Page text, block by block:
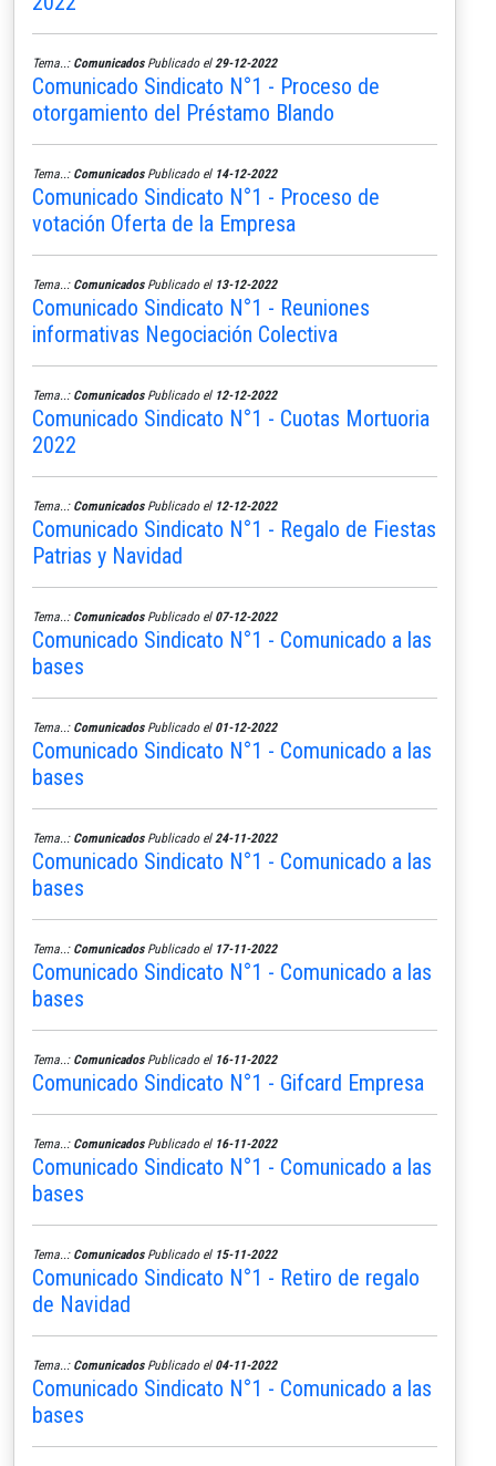
Tema..: ComunicadosPublicado el 29-12-2022
Comunicado Sindicato N°1 - Proceso de
otorgamiento del Préstamo Blando
Tema..: ComunicadosPublicado el 14-12-2022
Comunicado Sindicato N°1 - Proceso de
votación Oferta de la Empresa
Tema..: ComunicadosPublicado el 13-12-2022
Comunicado Sindicato N°1 - Reuniones
informativas Negociación Colectiva
Tema..: ComunicadosPublicado el 12-12-2022
Comunicado Sindicato N°1 - Cuotas Mortuoria
2022
Tema..: ComunicadosPublicado el 12-12-2022
Comunicado Sindicato N°1 - Regalo de Fiestas
Patrias y Navidad
Tema..: ComunicadosPublicado el 07-12-2022
Comunicado Sindicato N°1 - Comunicado a las
bases
Tema..: ComunicadosPublicado el 01-12-2022
Comunicado Sindicato N°1 - Comunicado a las
bases
Tema..: ComunicadosPublicado el 24-11-2022
Comunicado Sindicato N°1 - Comunicado a las
bases
Tema..: ComunicadosPublicado el 17-11-2022
Comunicado Sindicato N°1 - Comunicado a las
bases
Tema..: ComunicadosPublicado el 16-11-2022
Comunicado Sindicato N°1 - Gifcard Empresa
Tema..: ComunicadosPublicado el 16-11-2022
Comunicado Sindicato N°1 - Comunicado a las
bases
Tema..: ComunicadosPublicado el 15-11-2022
Comunicado Sindicato N°1 - Retiro de regalo
de Navidad
Tema..: ComunicadosPublicado el 04-11-2022
Comunicado Sindicato N°1 - Comunicado a las
bases